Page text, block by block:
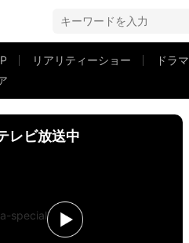
リアリティーショー
ドラマ
レビ放送中